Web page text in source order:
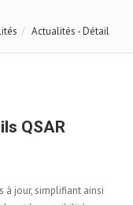
Actualités - Détail
QSAR
à jour, simplifiant ainsi